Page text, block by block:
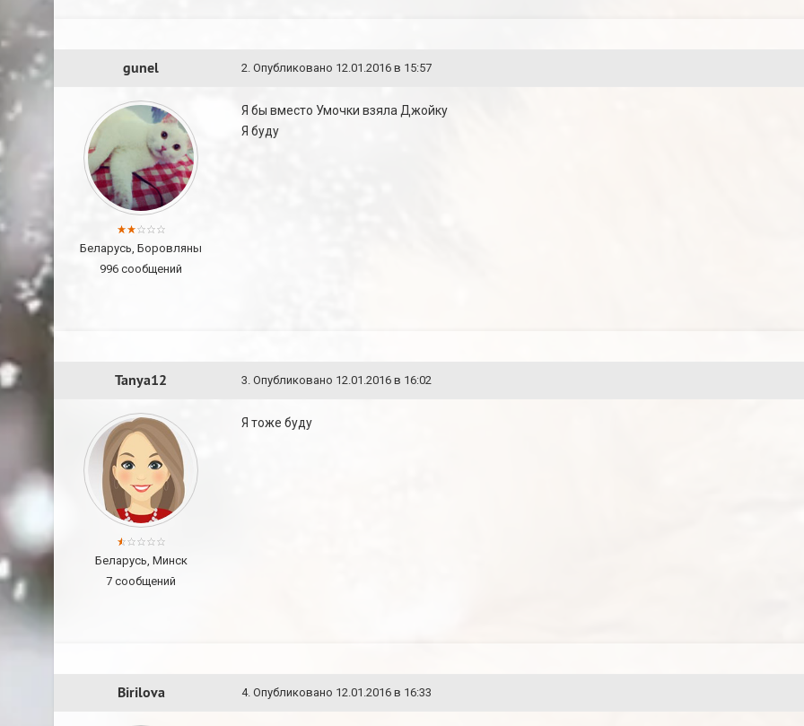
gunel 2. Опубликовано 12.01.2016 в 15:57
Беларусь, Боровляны
996 сообщений
Я бы вместо Умочки взяла Джойку
Я буду
Tanya12 3. Опубликовано 12.01.2016 в 16:02
Беларусь, Минск
7 сообщений
Я тоже буду
Birilova 4. Опубликовано 12.01.2016 в 16:33